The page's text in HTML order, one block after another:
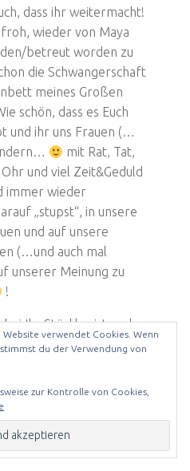
dass ihr weitermacht!
wieder von Maya
betreut worden zu
die Schwangerschaft
meines Großen
schön, dass es Euch
und ihr uns Frauen (…
mit Rat, Tat,
und viel Zeit&Geduld
immer wieder
„stupst“, in unsere
und auf unsere
(…und auch mal
unserer Meinung zu
!
Ika Stöckler ist auch
verwendet Cookies. Wenn
du der Verwendung von
zur Kontrolle von Cookies,